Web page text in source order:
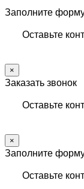
Заполните
Оставьте
×
Заказать звонок
Оставьте
×
Заполните
Оставьте